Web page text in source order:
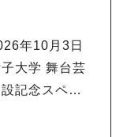
年10月3日
子大学 舞台芸
記念スペシ